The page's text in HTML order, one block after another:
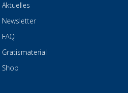
Aktuelles
Newsletter
FAQ
Gratismaterial
Shop